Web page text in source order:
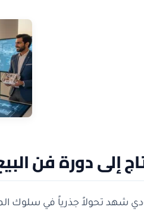
إلى دورة فن
شهد تحولاً جذرياً في سلوك